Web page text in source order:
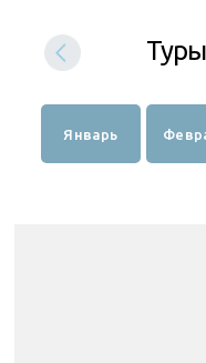
Январь